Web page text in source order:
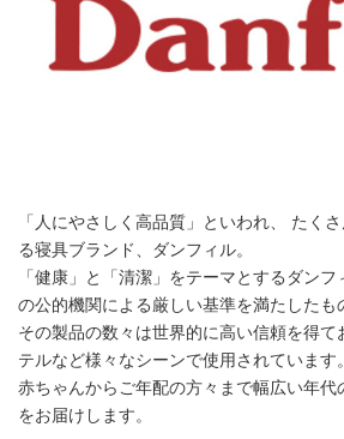
「人にやさしく高品質」といわれ、 たく
る寝具ブランド、ダンフィル。
「健康」と「清潔」をテーマとするダンフ
の公的機関による厳しい基準を満たしたも
その製品の数々は世界的に高い信頼を得て
テルなど様々なシーンで使用されています。
赤ちゃんからご年配の方々まで幅広い年代
をお届けします。